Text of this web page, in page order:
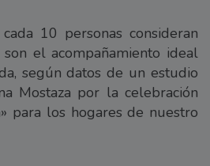
10 personas consideran
el acompañamiento ideal
según datos de un estudio
Mostaza por la celebración
para los hogares de nuestro